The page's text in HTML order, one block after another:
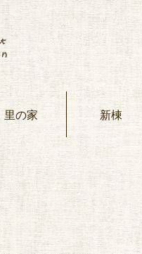
里の家 新棟